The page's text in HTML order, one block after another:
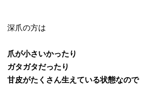
深爪の方は
爪が小さいかったり
ガタガタだったり
甘皮がたくさん生えている状態なので